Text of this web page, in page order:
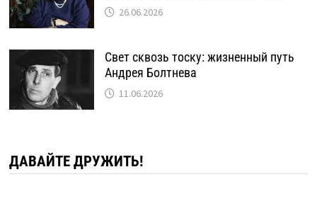
26.06.2026
Свет сквозь тоску: жизненный путь
Андрея Болтнева
11.06.2026
ДАВАЙТЕ ДРУЖИТЬ!